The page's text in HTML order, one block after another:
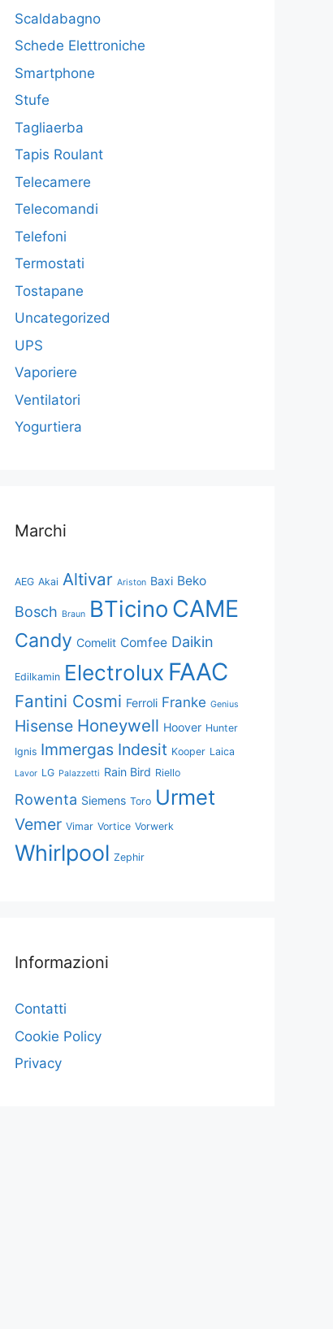
Scaldabagno
Schede Elettroniche
Smartphone
Stufe
Tagliaerba
Tapis Roulant
Telecamere
Telecomandi
Telefoni
Termostati
Tostapane
Uncategorized
UPS
Vaporiere
Ventilatori
Yogurtiera
Marchi
AEG Akai Altivar Ariston Baxi Beko
Bosch Braun BTicino CAME
Candy Comelit Comfee Daikin
Edilkamin Electrolux FAAC
Fantini Cosmi Ferroli Franke Genius
Hisense Honeywell Hoover Hunter
Ignis Immergas Indesit Kooper Laica
Lavor LG Palazzetti Rain Bird Riello
Rowenta Siemens Toro Urmet
Vemer Vimar Vortice Vorwerk
Whirlpool Zephir
Informazioni
Contatti
Cookie Policy
Privacy